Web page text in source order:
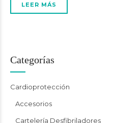
LEER MÁS
Categorías
Cardioprotección
Accesorios
Cartelería Desfibriladores